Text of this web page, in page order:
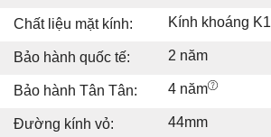
Chất liệu mặt kính: Kính khoáng K1
Bảo hành quốc tế: 2 năm
Bảo hành Tân Tân: 4 năm
Đường kính vỏ: 44mm